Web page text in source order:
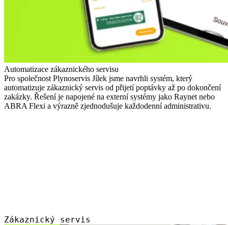
Automatizace zákaznického servisu
Pro společnost Plynoservis Jílek jsme navrhli systém, který
automatizuje zákaznický servis od přijetí poptávky až po dokončení
zakázky. Řešení je napojené na externí systémy jako Raynet nebo
ABRA Flexi a výrazně zjednodušuje každodenní administrativu.
Zákaznický servis